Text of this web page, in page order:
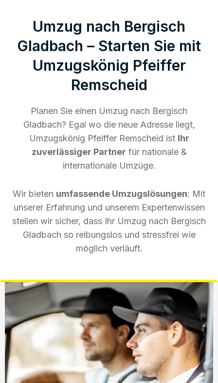
Umzug nach Bergisch
Gladbach – Starten Sie mit
Umzugskönig Pfeiffer
Remscheid
Planen Sie einen Umzug nach Bergisch
Gladbach? Egal wo die neue Adresse liegt,
Umzugskönig Pfeiffer Remscheid ist Ihr
zuverlässiger Partner für nationale &
internationale Umzüge.
Wir bieten umfassende Umzugslösungen: Mit
unserer Erfahrung und unserem Expertenwissen
stellen wir sicher, dass Ihr Umzug nach Bergisch
Gladbach so reibungslos und stressfrei wie
möglich verläuft.